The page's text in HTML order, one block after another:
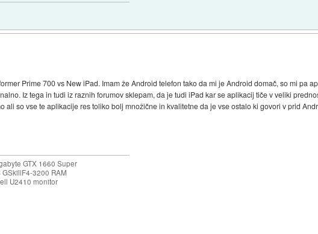
Prime 700 vs New iPad. Imam že Android telefon tako da mi je Android domač, so mi pa
Iz tega in tudi iz raznih forumov sklepam, da je tudi iPad kar se aplikacij tiče v veliki
ali so vse te aplikacije res toliko bolj množične in kvalitetne da je vse ostalo ki govori v prid
GTX 1660 Super
GSkillF4-3200 RAM
U2410 monitor